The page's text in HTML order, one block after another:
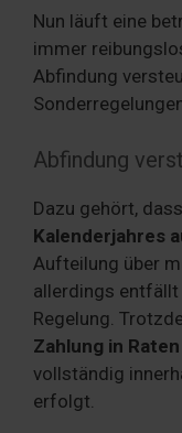
Nun läuft eine
immer
Abfindung
Abfindung
Dazu gehört,
Kalenderjahres
Aufteilung über
allerdings entfällt
Regelung.
Zahlung in
vollständig
erfolgt.